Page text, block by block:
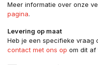
Meer informatie over onze
pagina.
Levering op maat
Heb je een specifieke vraag
contact met ons op om dit af